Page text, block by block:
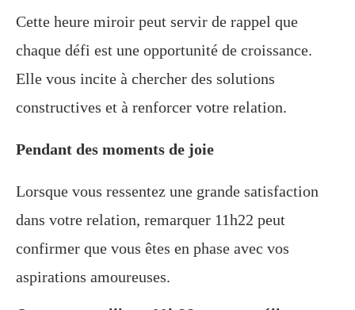
Cette heure miroir peut servir de rappel que
chaque défi est une opportunité de croissance.
Elle vous incite à chercher des solutions
constructives et à renforcer votre relation.
Pendant des moments de joie
Lorsque vous ressentez une grande satisfaction
dans votre relation, remarquer 11h22 peut
confirmer que vous êtes en phase avec vos
aspirations amoureuses.